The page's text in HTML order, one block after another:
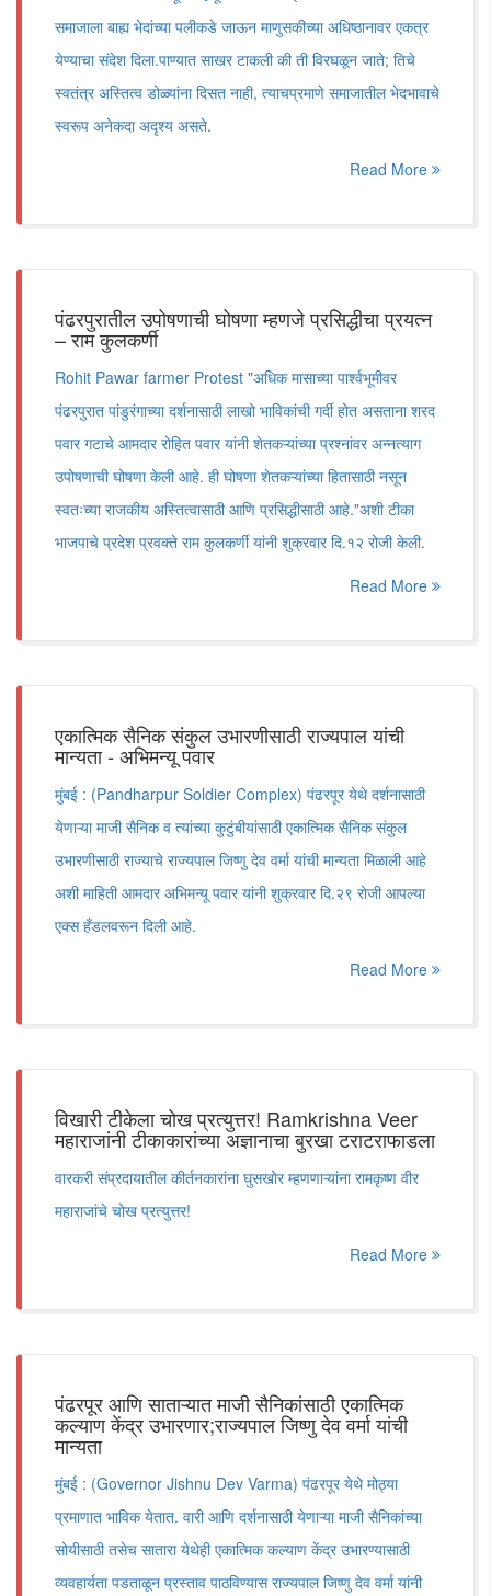
समाजाला बाह्य भेदांच्या पलीकडे जाऊन माणुसकीच्या अधिष्ठानावर एकत्र
येण्याचा संदेश दिला.पाण्यात साखर टाकली की ती विरघळून जाते; तिचे
स्वतंत्र अस्तित्व डोळ्यांना दिसत नाही, त्याचप्रमाणे समाजातील भेदभावाचे
स्वरूप अनेकदा अदृश्य असते.
Read More
पंढरपुरातील उपोषणाची घोषणा म्हणजे प्रसिद्धीचा प्रयत्न
– राम कुलकर्णी
Rohit Pawar farmer Protest "अधिक मासाच्या पार्श्वभूमीवर
पंढरपुरात पांडुरंगाच्या दर्शनासाठी लाखो भाविकांची गर्दी होत असताना शरद
पवार गटाचे आमदार रोहित पवार यांनी शेतकऱ्यांच्या प्रश्नांवर अन्नत्याग
उपोषणाची घोषणा केली आहे. ही घोषणा शेतकऱ्यांच्या हितासाठी नसून
स्वतःच्या राजकीय अस्तित्वासाठी आणि प्रसिद्धीसाठी आहे."अशी टीका
भाजपाचे प्रदेश प्रवक्ते राम कुलकर्णी यांनी शुक्रवार दि.१२ रोजी केली.
Read More
एकात्मिक सैनिक संकुल उभारणीसाठी राज्यपाल यांची
मान्यता - अभिमन्यू पवार
मुंबई : (Pandharpur Soldier Complex) पंढरपूर येथे दर्शनासाठी
येणाऱ्या माजी सैनिक व त्यांच्या कुटुंबीयांसाठी एकात्मिक सैनिक संकुल
उभारणीसाठी राज्याचे राज्यपाल जिष्णु देव वर्मा यांची मान्यता मिळाली आहे
अशी माहिती आमदार अभिमन्यू पवार यांनी शुक्रवार दि.२९ रोजी आपल्या
एक्स हँडलवरून दिली आहे.
Read More
विखारी टीकेला चोख प्रत्युत्तर! Ramkrishna Veer
महाराजांनी टीकाकारांच्या अज्ञानाचा बुरखा टराटराफाडला
वारकरी संप्रदायातील कीर्तनकारांना घुसखोर म्हणणाऱ्यांना रामकृष्ण वीर
महाराजांचे चोख प्रत्युत्तर!
Read More
पंढरपूर आणि साताऱ्यात माजी सैनिकांसाठी एकात्मिक
कल्याण केंद्र उभारणार;राज्यपाल जिष्णु देव वर्मा यांची
मान्यता
मुंबई : (Governor Jishnu Dev Varma) पंढरपूर येथे मोठ्या
प्रमाणात भाविक येतात. वारी आणि दर्शनासाठी येणाऱ्या माजी सैनिकांच्या
सोयीसाठी तसेच सातारा येथेही एकात्मिक कल्याण केंद्र उभारण्यासाठी
व्यवहार्यता पडताळून प्रस्ताव पाठविण्यास राज्यपाल जिष्णु देव वर्मा यांनी